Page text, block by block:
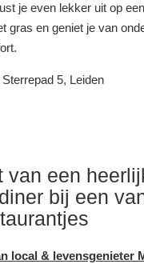
je even lekker uit op
gras en geniet je van
5, Leiden
van een
bij een
local & levensgenieter